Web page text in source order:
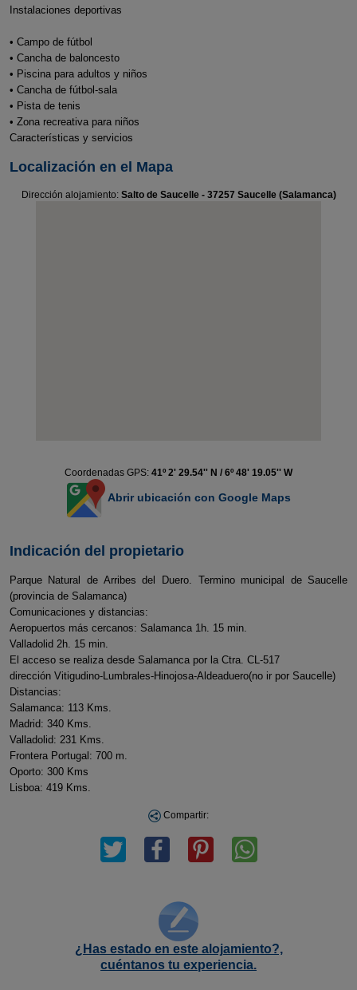
Instalaciones deportivas
• Campo de fútbol
• Cancha de baloncesto
• Piscina para adultos y niños
• Cancha de fútbol-sala
• Pista de tenis
• Zona recreativa para niños
Características y servicios
Localización en el Mapa
Dirección alojamiento: Salto de Saucelle - 37257 Saucelle (Salamanca)
Coordenadas GPS: 41º 2' 29.54'' N / 6º 48' 19.05'' W
Abrir ubicación con Google Maps
Indicación del propietario
Parque Natural de Arribes del Duero. Termino municipal de Saucelle
(provincia de Salamanca)
Comunicaciones y distancias:
Aeropuertos más cercanos: Salamanca 1h. 15 min.
Valladolid 2h. 15 min.
El acceso se realiza desde Salamanca por la Ctra. CL-517
dirección Vitigudino-Lumbrales-Hinojosa-Aldeaduero(no ir por Saucelle)
Distancias:
Salamanca: 113 Kms.
Madrid: 340 Kms.
Valladolid: 231 Kms.
Frontera Portugal: 700 m.
Oporto: 300 Kms
Lisboa: 419 Kms.
Compartir:
¿Has estado en este alojamiento?,
cuéntanos tu experiencia.